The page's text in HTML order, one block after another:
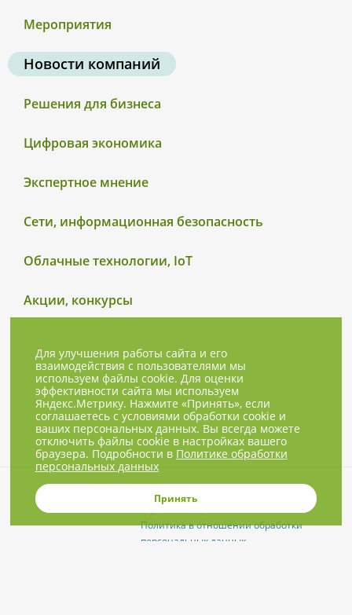
Мероприятия
Новости компаний
Решения для бизнеса
Цифровая экономика
Экспертное мнение
Сети, информационная безопасность
Облачные технологии, IoT
Акции, конкурсы
© 2001-2026, NBPrice.ru — проект
Политика в отношении обработки
персональных данных
Для улучшения работы сайта и его
взаимодействия с пользователями мы
используем файлы cookie. Для оценки
эффективности сайта мы используем
Яндекс.Метрику. Нажмите «Принять», если
соглашаетесь с условиями обработки cookie и
ваших персональных данных. Вы всегда можете
отключить файлы cookie в настройках вашего
браузера. Подробности в Политике обработки
персональных данных
Принять